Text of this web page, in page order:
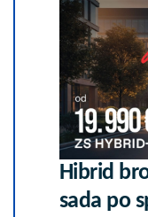
Hibrid
sada po